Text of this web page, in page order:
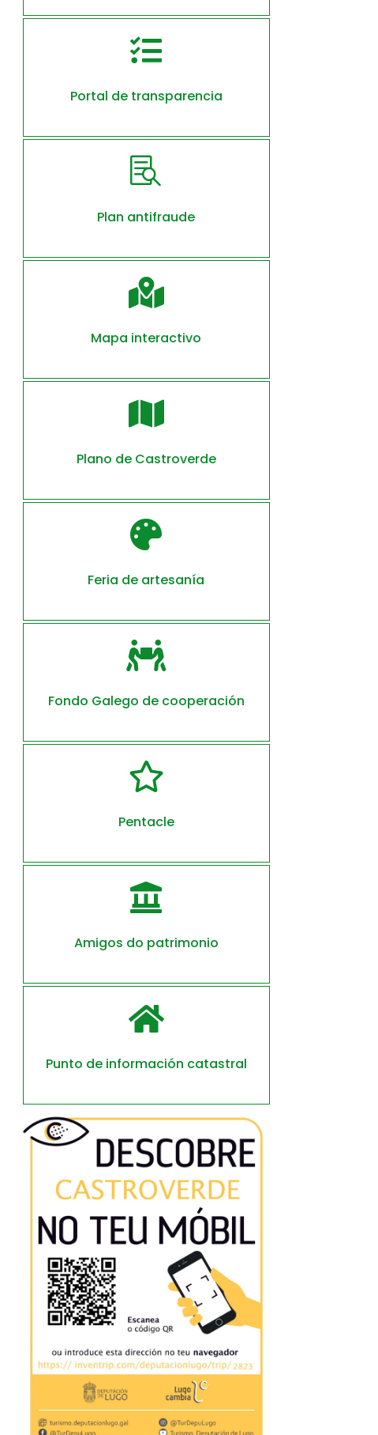

Portal de transparencia

Plan antifraude

Mapa interactivo

Plano de Castroverde

Feria de artesanía

Fondo Galego de cooperación

Pentacle

Amigos do patrimonio

Punto de información catastral